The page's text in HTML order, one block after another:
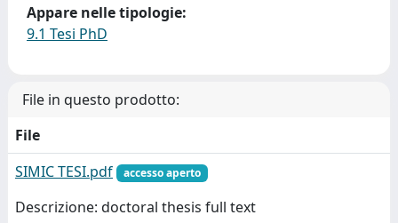
Appare nelle tipologie:
9.1 Tesi PhD
File in questo prodotto:
File
SIMIC TESI.pdf
accesso aperto
Descrizione: doctoral thesis full text